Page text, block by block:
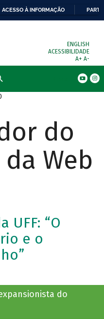
ACESSO À INFORMAÇÃO
ENGLISH
ACESSIBILIDADE
A+ A-
do
Web
UFF: “O
e o
do